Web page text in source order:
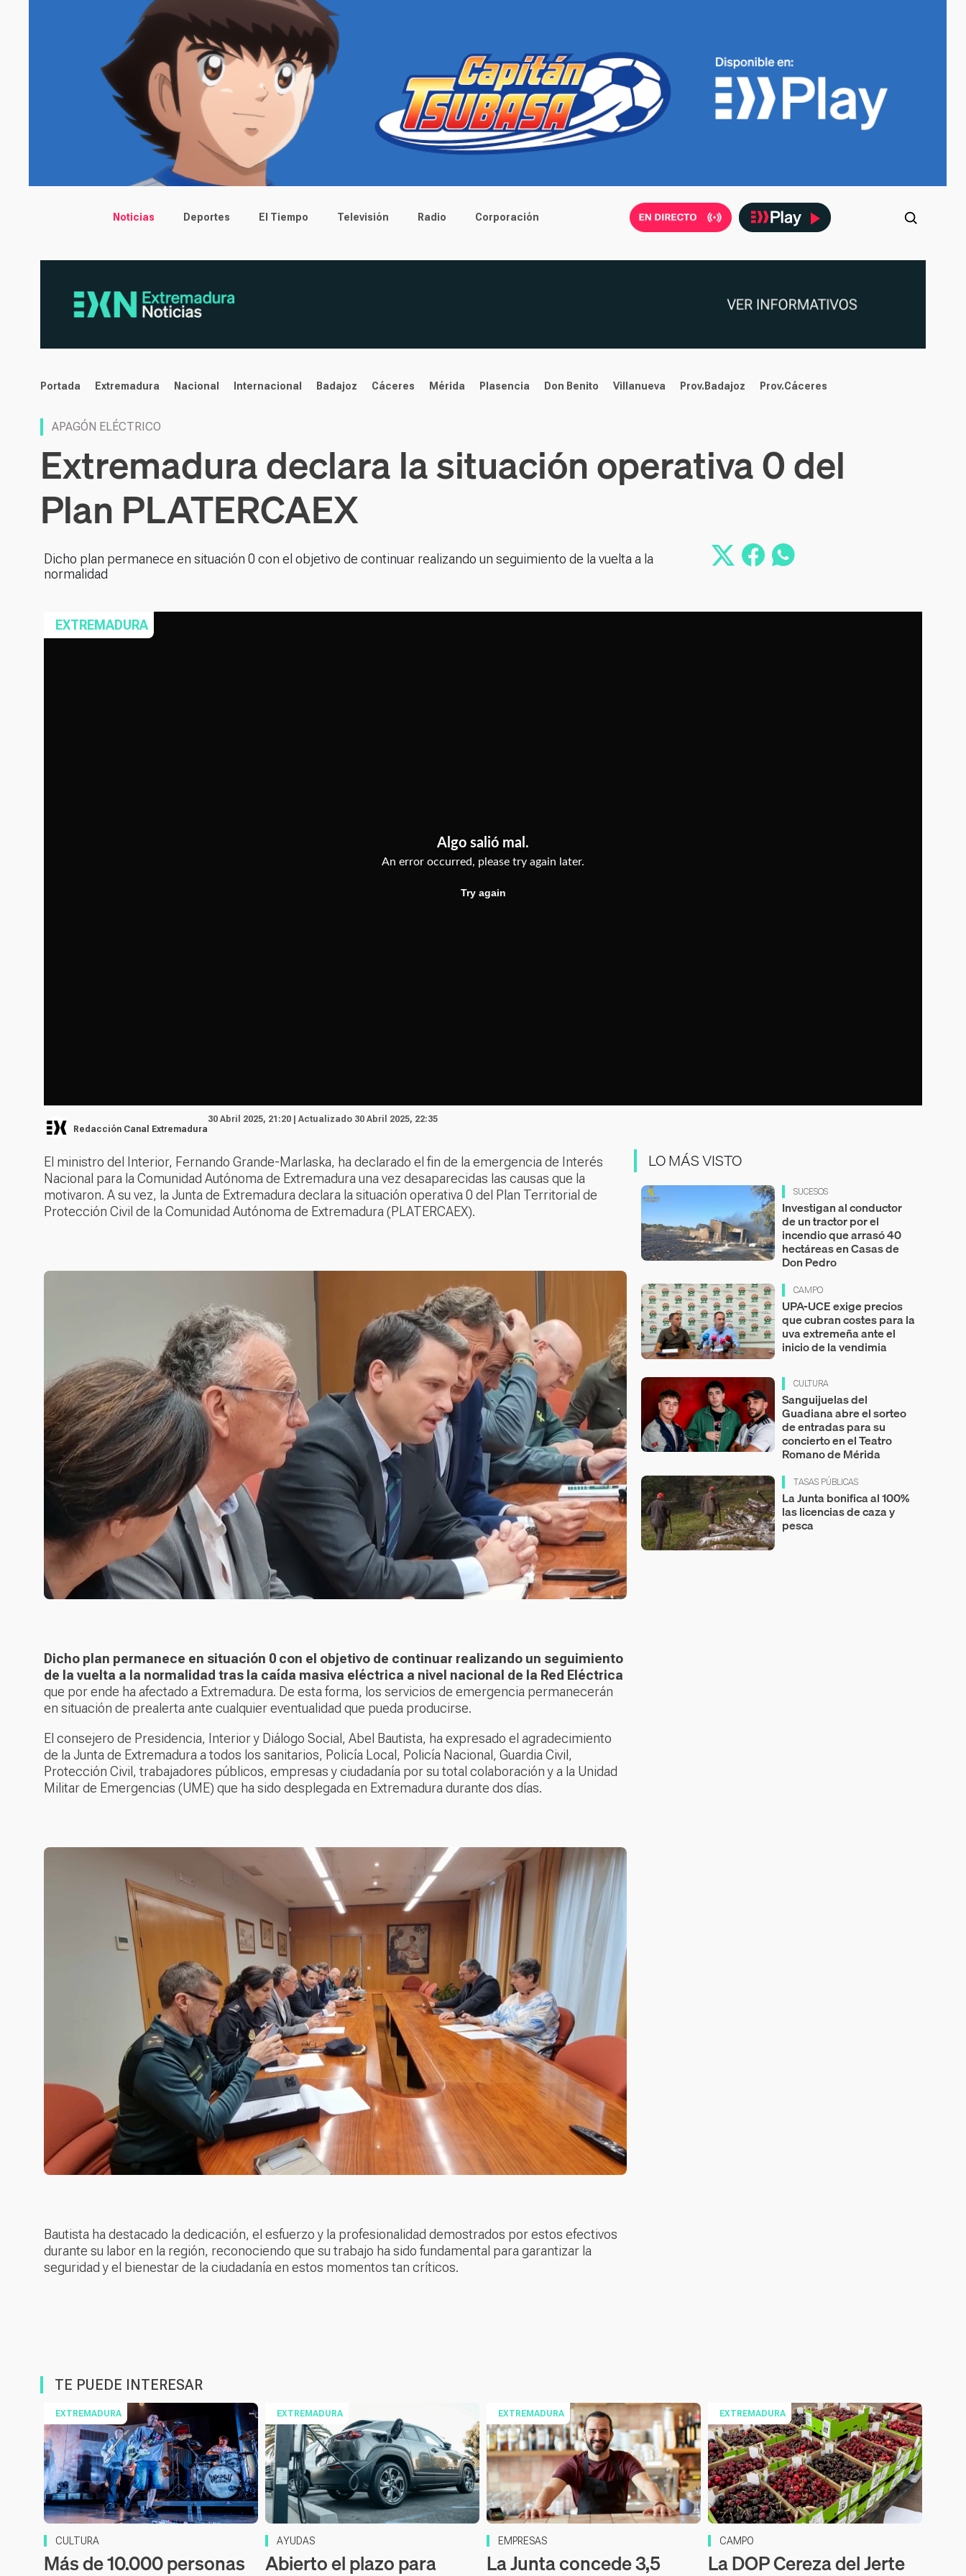
Main menu
Noticias Deportes El Tiempo Televisión Radio Corporación
noticias
Portada Extremadura Nacional Internacional Badajoz Cáceres Mérida Plasencia Don Benito Villanueva Prov.Badajoz Prov.Cáceres
APAGÓN ELÉCTRICO
Extremadura declara la situación operativa 0 del
Plan PLATERCAEX
Dicho plan permanece en situación 0 con el objetivo de continuar realizando un seguimiento de la vuelta a la
normalidad
EXTREMADURA
Redacción Canal Extremadura
30 Abril 2025, 21:20 | Actualizado 30 Abril 2025, 22:35
El ministro del Interior, Fernando Grande-Marlaska, ha declarado el fin de la emergencia de Interés
Nacional para la Comunidad Autónoma de Extremadura una vez desaparecidas las causas que la
motivaron. A su vez, la Junta de Extremadura declara la situación operativa 0 del Plan Territorial de
Protección Civil de la Comunidad Autónoma de Extremadura (PLATERCAEX).
Dicho plan permanece en situación 0 con el objetivo de continuar realizando un seguimiento
de la vuelta a la normalidad tras la caída masiva eléctrica a nivel nacional de la Red Eléctrica
que por ende ha afectado a Extremadura. De esta forma, los servicios de emergencia permanecerán
en situación de prealerta ante cualquier eventualidad que pueda producirse.
El consejero de Presidencia, Interior y Diálogo Social, Abel Bautista, ha expresado el agradecimiento
de la Junta de Extremadura a todos los sanitarios, Policía Local, Policía Nacional, Guardia Civil,
Protección Civil, trabajadores públicos, empresas y ciudadanía por su total colaboración y a la Unidad
Militar de Emergencias (UME) que ha sido desplegada en Extremadura durante dos días.
Bautista ha destacado la dedicación, el esfuerzo y la profesionalidad demostrados por estos efectivos
durante su labor en la región, reconociendo que su trabajo ha sido fundamental para garantizar la
seguridad y el bienestar de la ciudadanía en estos momentos tan críticos.
LO MÁS VISTO
SUCESOS
Investigan al conductor
de un tractor por el
incendio que arrasó 40
hectáreas en Casas de
Don Pedro
CAMPO
UPA-UCE exige precios
que cubran costes para la
uva extremeña ante el
inicio de la vendimia
CULTURA
Sanguijuelas del
Guadiana abre el sorteo
de entradas para su
concierto en el Teatro
Romano de Mérida
TASAS PÚBLICAS
La Junta bonifica al 100%
las licencias de caza y
pesca
TE PUEDE INTERESAR
EXTREMADURA
CULTURA
Más de 10.000 personas
EXTREMADURA
AYUDAS
Abierto el plazo para
EXTREMADURA
EMPRESAS
La Junta concede 3,5
EXTREMADURA
CAMPO
La DOP Cereza del Jerte